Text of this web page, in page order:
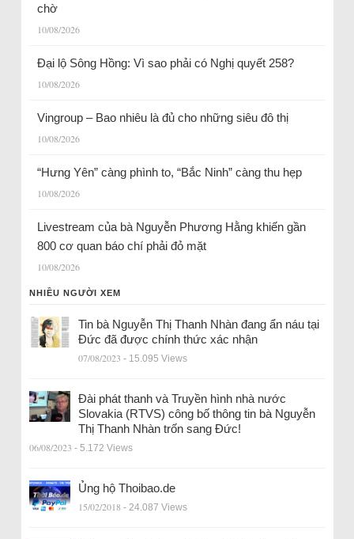
chờ
10/08/2026
Đại lộ Sông Hồng: Vì sao phải có Nghị quyết 258?
10/08/2026
Vingroup – Bao nhiêu là đủ cho những siêu đô thị
10/08/2026
“Hưng Yên” càng phình to, “Bắc Ninh” càng thu hẹp
10/08/2026
Livestream của bà Nguyễn Phương Hằng khiến gần
800 cơ quan báo chí phải đỏ mặt
10/08/2026
NHIỀU NGƯỜI XEM
Tin bà Nguyễn Thị Thanh Nhàn đang ẩn náu tại
Đức đã được chính thức xác nhận
07/08/2023 - 15.095 Views
Đài phát thanh và Truyền hình nhà nước
Slovakia (RTVS) công bố thông tin bà Nguyễn
Thị Thanh Nhàn trốn sang Đức!
06/08/2023 - 5.172 Views
Ủng hộ Thoibao.de
15/02/2018 - 24.087 Views